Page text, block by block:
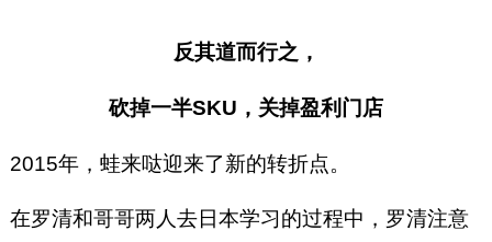
反其道而行之，
砍掉一半SKU，关掉盈利门店
2015年，蛙来哒迎来了新的转折点。
在罗清和哥哥两人去日本学习的过程中，罗清注意